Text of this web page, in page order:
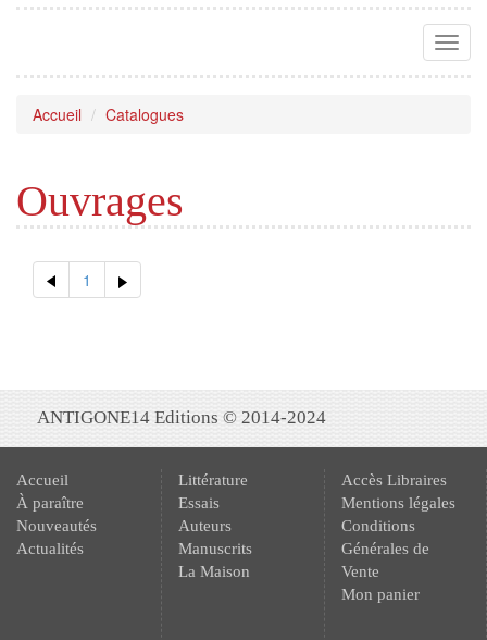
Accueil Catalogues
Ouvrages
1
ANTIGONE14 Editions © 2014-2024
Accueil
À paraître
Nouveautés
Actualités
Littérature
Essais
Auteurs
Manuscrits
La Maison
Accès Libraires
Mentions légales
Conditions
Générales de
Vente
Mon panier